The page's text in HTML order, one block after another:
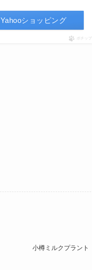
Yahooショッピング
ポチップ
小樽ミルクプラント